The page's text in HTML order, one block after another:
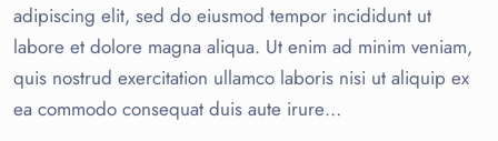
adipiscing elit, sed do eiusmod tempor incididunt ut
labore et dolore magna aliqua. Ut enim ad minim veniam,
quis nostrud exercitation ullamco laboris nisi ut aliquip ex
ea commodo consequat duis aute irure…